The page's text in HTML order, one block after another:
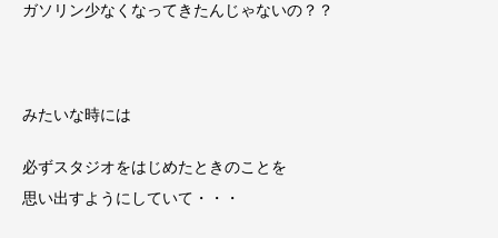
ガソリン少なくなってきたんじゃないの？？
みたいな時には
必ずスタジオをはじめたときのことを
思い出すようにしていて・・・